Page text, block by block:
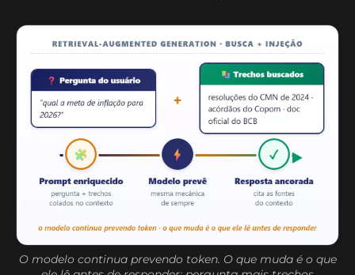
O modelo continua prevendo token. O que muda é o que